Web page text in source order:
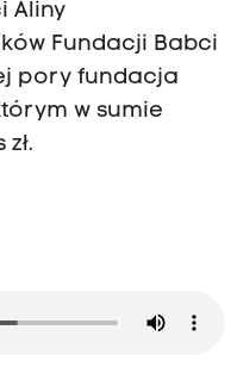
Aliny
Fundacji Babci
pory fundacja
w sumie